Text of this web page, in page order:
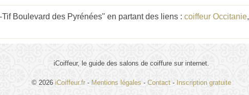
Boulevard des Pyrénées" en partant des liens : coiffeur Occitanie,
iCoiffeur, le guide des salons de coiffure sur internet.
© 2026 iCoiffeur.fr - Mentions légales - Contact- Inscription gratuite